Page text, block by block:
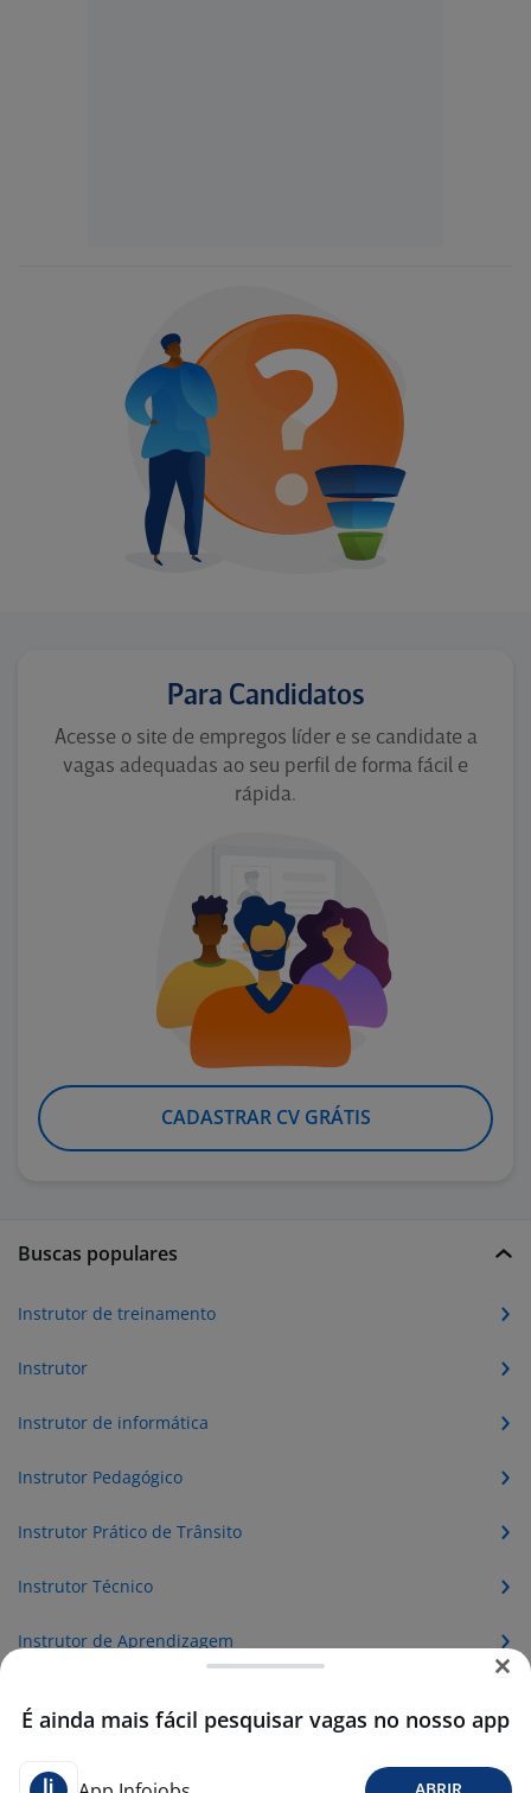
Para Candidatos
Acesse o site de empregos líder e se candidate a
vagas adequadas ao seu perfil de forma fácil e
rápida.
CADASTRAR CV GRÁTIS
Buscas populares
Instrutor de treinamento
Instrutor
Instrutor de informática
Instrutor Pedagógico
Instrutor Prático de Trânsito
Instrutor Técnico
Instrutor de Aprendizagem
É ainda mais fácil pesquisar vagas no nosso app